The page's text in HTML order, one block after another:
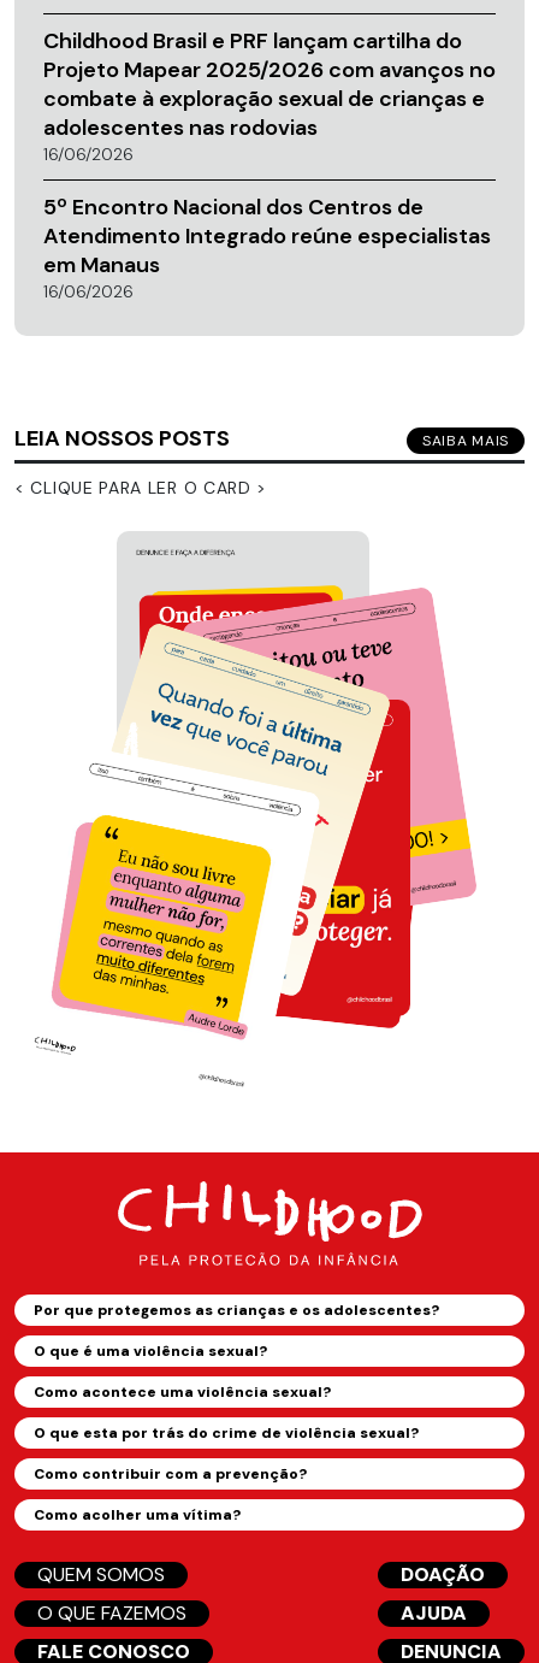
Childhood Brasil e PRF lançam cartilha do
Projeto Mapear 2025/2026 com avanços no
combate à exploração sexual de crianças e
adolescentes nas rodovias
16/06/2026
5º Encontro Nacional dos Centros de
Atendimento Integrado reúne especialistas
em Manaus
16/06/2026
LEIA NOSSOS POSTS SAIBA MAIS
< CLIQUE PARA LER O CARD >
Por que protegemos as crianças e os adolescentes?
O que é uma violência sexual?
Como acontece uma violência sexual?
O que esta por trás do crime de violência sexual?
Como contribuir com a prevenção?
Como acolher uma vítima?
QUEM SOMOS
O QUE FAZEMOS
FALE CONOSCO
DOAÇÃO
AJUDA
DENUNCIA